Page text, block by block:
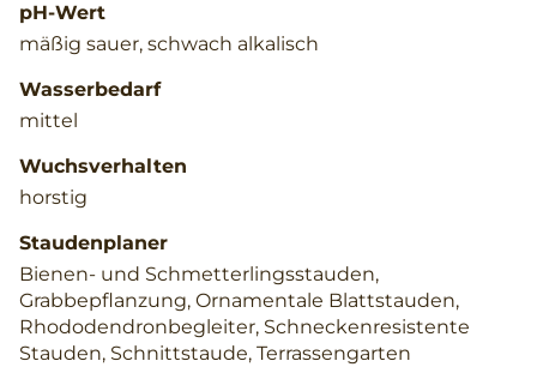
pH-Wert
mäßig sauer, schwach alkalisch
Wasserbedarf
mittel
Wuchsverhalten
horstig
Staudenplaner
Bienen- und Schmetterlingsstauden,
Grabbepflanzung, Ornamentale Blattstauden,
Rhododendronbegleiter, Schneckenresistente
Stauden, Schnittstaude, Terrassengarten